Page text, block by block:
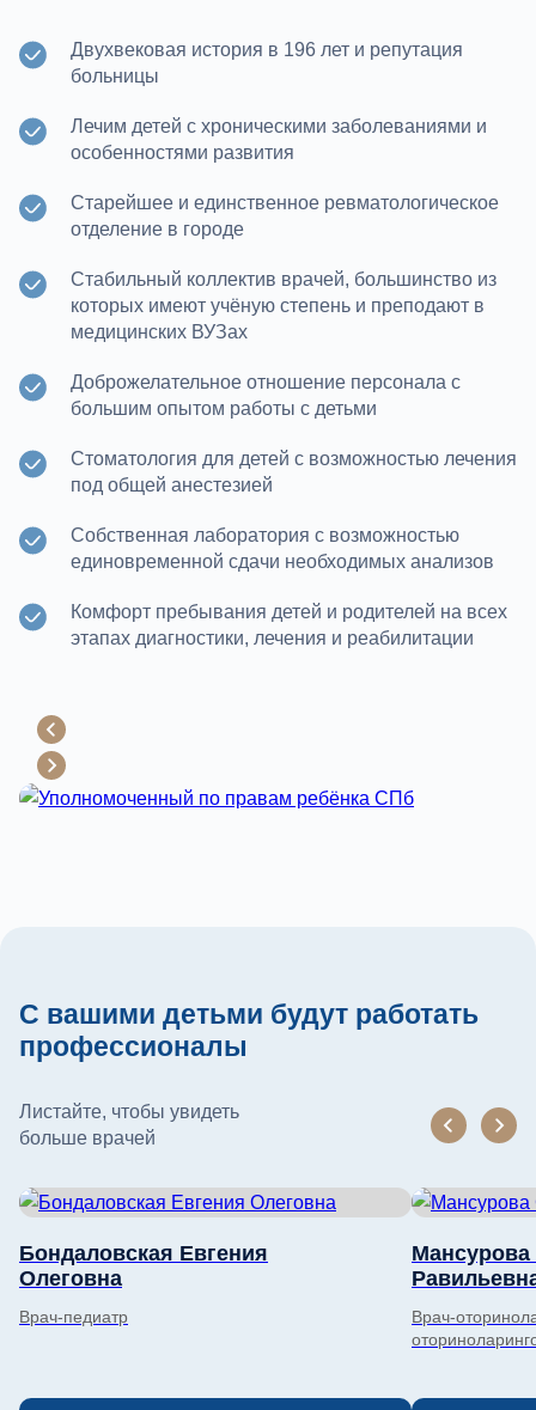
Двухвековая история в 196 лет и репутация
больницы
Лечим детей с хроническими заболеваниями и
особенностями развития
Старейшее и единственное ревматологическое
отделение в городе
Стабильный коллектив врачей, большинство из
которых имеют учёную степень и преподают в
медицинских ВУЗах
Доброжелательное отношение персонала с
большим опытом работы с детьми
Стоматология для детей с возможностью лечения
под общей анестезией
Собственная лаборатория с возможностью
единовременной сдачи необходимых анализов
Комфорт пребывания детей и родителей на всех
этапах диагностики, лечения и реабилитации
С вашими детьми будут работать
профессионалы
Листайте, чтобы увидеть
больше врачей
Бондаловская Евгения
Олеговна
Врач-педиатр
Мансурова
Врач-